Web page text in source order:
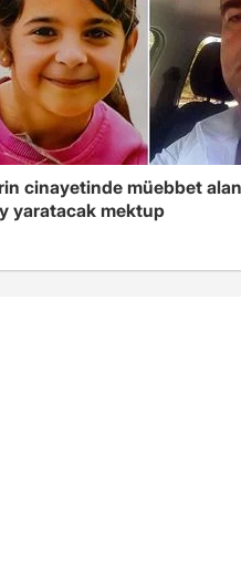
cinayetinde müebbet
yaratacak mektup